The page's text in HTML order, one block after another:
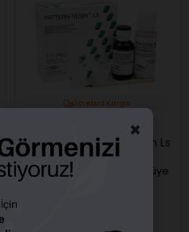
Ücretsiz Kargo
GC Dental Pattern Resin Ls
Model Reçinesi Takım
Fiyatları görebilmek için üye
×